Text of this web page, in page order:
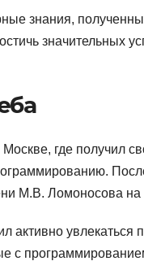
знания,
значительных
где получил
М.В. Ломоносова
активно
с